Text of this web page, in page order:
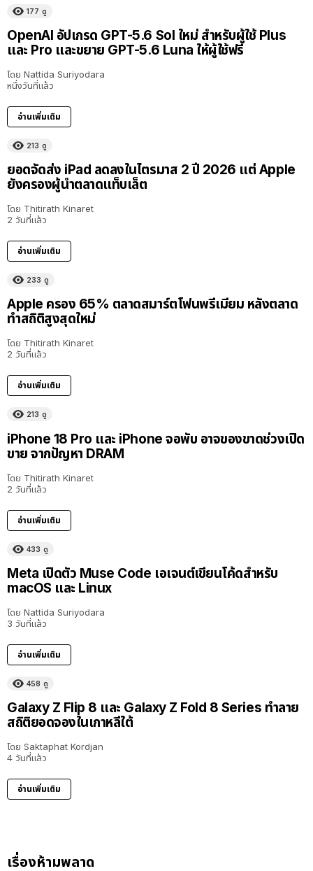
177 ดู
OpenAI อัปเกรด GPT-5.6 Sol ใหม่ สำหรับผู้ใช้ Plus
และ Pro และขยาย GPT-5.6 Luna ให้ผู้ใช้ฟรี
โดย Nattida Suriyodara
หนึ่งวันที่แล้ว
อ่านเพิ่มเติม
213 ดู
ยอดจัดส่ง iPad ลดลงในไตรมาส 2 ปี 2026 แต่ Apple
ยังครองผู้นำตลาดแท็บเล็ต
โดย Thitirath Kinaret
2 วันที่แล้ว
อ่านเพิ่มเติม
233 ดู
Apple ครอง 65% ตลาดสมาร์ตโฟนพรีเมียม หลังตลาด
ทำสถิติสูงสุดใหม่
โดย Thitirath Kinaret
2 วันที่แล้ว
อ่านเพิ่มเติม
213 ดู
iPhone 18 Pro และ iPhone จอพับ อาจของขาดช่วงเปิด
ขาย จากปัญหา DRAM
โดย Thitirath Kinaret
2 วันที่แล้ว
อ่านเพิ่มเติม
433 ดู
Meta เปิดตัว Muse Code เอเจนต์เขียนโค้ดสำหรับ
macOS และ Linux
โดย Nattida Suriyodara
3 วันที่แล้ว
อ่านเพิ่มเติม
458 ดู
Galaxy Z Flip 8 และ Galaxy Z Fold 8 Series ทำลาย
สถิติยอดจองในเกาหลีใต้
โดย Saktaphat Kordjan
4 วันที่แล้ว
อ่านเพิ่มเติม
เรื่องห้ามพลาด